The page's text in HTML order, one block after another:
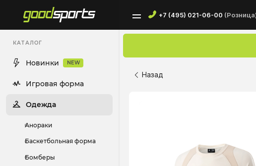
+7 (495) 021-06-00
КАТАЛОГ
Новинки NEW
Игровая форма
Одежда
Анораки
Баскетбольная форма
Бомберы
Назад